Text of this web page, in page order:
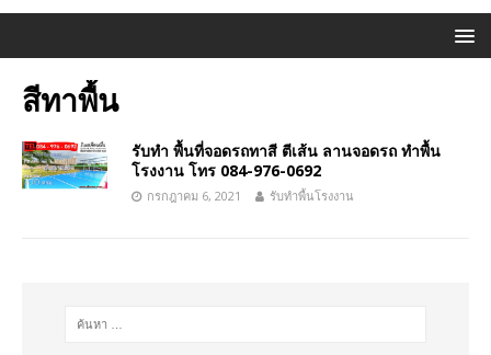
สีทาพื้น
รับทำ พื้นที่จอดรถทาสี ตีเส้น ลานจอดรถ ทำพื้น
โรงงาน โทร 084-976-0692
กรกฎาคม 6, 2021 รับทำพื้นโรงงาน